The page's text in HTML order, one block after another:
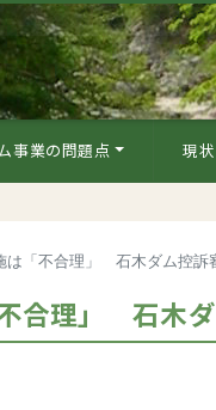
事業の問題点 現
「不合理」 石木ダム控訴
合理」 石木ダ